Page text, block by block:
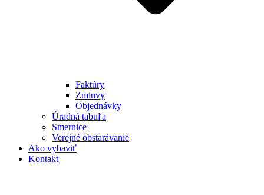
Faktúry
Zmluvy
Objednávky
Úradná tabuľa
Smernice
Verejné obstarávanie
Ako vybaviť
Kontakt